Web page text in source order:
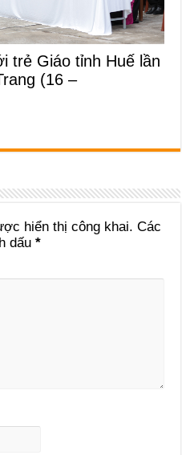
trẻ Giáo tỉnh Huế lần
(16 –
hiển thị công khai. Các
dấu*